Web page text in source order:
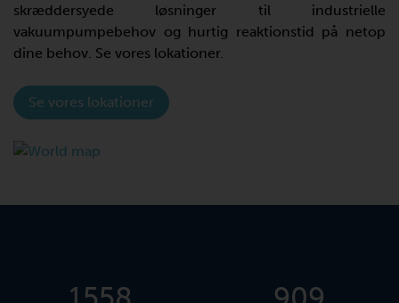
skræddersyede løsninger til industrielle
vakuumpumpebehov og hurtig reaktionstid på netop
dine behov. Se vores lokationer.
Se vores lokationer